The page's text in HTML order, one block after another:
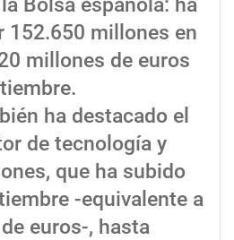
152.650 millones en
millones de euros
ha destacado el
de tecnología y
que ha subido
-equivalente a
euros-, hasta